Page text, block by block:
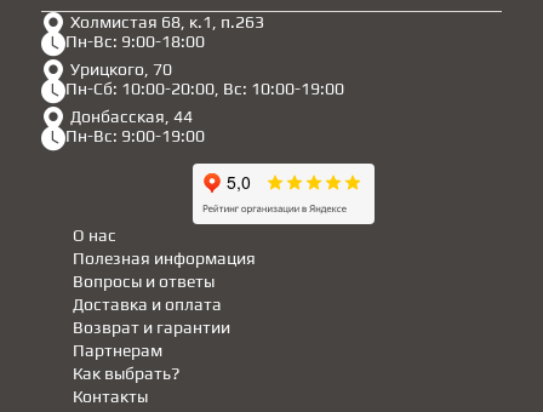
Холмистая 68, к.1, п.263
Пн-Вс: 9:00-18:00
Урицкого, 70
Пн-Сб: 10:00-20:00, Вс: 10:00-19:00
Донбасская, 44
Пн-Вс: 9:00-19:00
Полезная информация
Партнерам
Вопросы и ответы
Доставка и оплата
Возврат и гарантии
Как выбрать?
О нас
Контакты